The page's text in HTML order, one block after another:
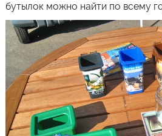
бутылок можно найти по всему